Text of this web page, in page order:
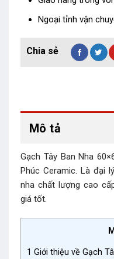
Ngoại tỉnh vận
Mô tả
Gạch Tây Ban Nha
Phúc Ceramic. Là đại
nha chất lượng cao
giá tốt.
1 Giới thiệu về Gạch